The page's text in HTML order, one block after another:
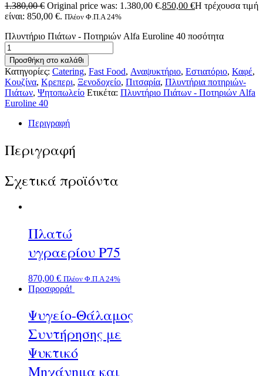
1.380,00€ Original price was: 1.380,00 €.850,00 €Η τρέχουσα τιμή
είναι: 850,00 €. Πλέον Φ.Π.Α 24%
Πλυντήριο Πιάτων - Ποτηριών Alfa Euroline 40 ποσότητα
Προσθήκη στο καλάθι
Κατηγορίες: Catering, Fast Food, Αναψυκτήριο, Εστιατόριο, Καφέ,
Κουζίνα, Κρεπερι, Ξενοδοχείο, Πιτσαρία, Πλυντήρια ποτηριών-
Πιάτων, Ψητοπωλείο Ετικέτα: Πλυντήριο Πιάτων - Ποτηριών Alfa
Euroline 40
Περιγραφή
Περιγραφή
Σχετικά προϊόντα
Πλατώ
υγραερίου P75
870,00 € Πλέον Φ.Π.Α 24%
Προσφορά!
Ψυγείο-Θάλαμος
Συντήρησης με
Ψυκτικό
Μηχάνημα και